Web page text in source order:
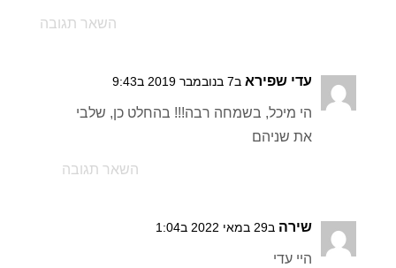
השאר תגובה
עדי שפירא ב7 בנובמבר 2019 ב9:43
הי מיכל, בשמחה רבה!!! בהחלט כן, שלבי
את שניהם
השאר תגובה
שירה ב29 במאי 2022 ב1:04
היי עדי